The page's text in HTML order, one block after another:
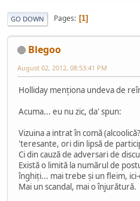
GO DOWN Pages 1
Blegoo
August 02, 2012, 08:53:41 PM
Holliday menționa undeva de
Acuma... eu nu zic, da' spun:
Vizuina a intrat în comă
'teresante, ori din lipsă de
Ci din cauză de adversari de
Există o limită la numărul de
înghiți... mai trebe și un fleim,
Mai un scandal, mai o înjurătură.